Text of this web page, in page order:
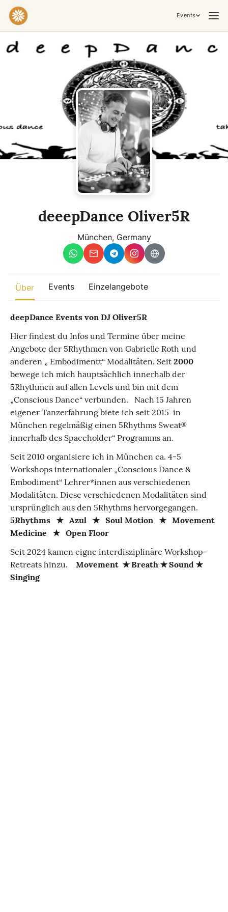
Events
Praktiken & Inneres Arbeiten
Zeremonie, Musik & Bewegung
Kirtan
Sound Healing
Kakaozeremonie
Retreat
Festival
Präsenz und Wachstum aktiv entfaltet werden.
deeepDance Oliver5R
München, Germany
Über Events Einzelangebote
deepDance Events von DJ Oliver5R
Hier findest du Infos und Termine über meine
Angebote der 5Rhythmen von Gabrielle Roth und
anderen „ Embodimentt“ Modalitäten. Seit 2000
bewege ich mich hauptsächlich innerhalb der
5Rhythmen auf allen Levels und bin mit dem
„Conscious Dance“ verbunden. Nach 15 Jahren
eigener Tanzerfahrung biete ich seit 2015 in
München regelmäßig einen 5Rhythms Sweat®
innerhalb des Spaceholder“ Programms an.
Seit 2010 organisiere ich in München ca. 4-5
Workshops internationaler „Conscious Dance &
Embodiment“ Lehrer*innen aus verschiedenen
Modalitäten. Diese verschiedenen Modalitäten sind
ursprünglich aus den 5Rhythms hervorgegangen.
5Rhythms ✭ Azul ✭ Soul Motion ✭ Movement
Medicine ✭ Open Floor
Seit 2024 kamen eigne interdisziplinäre Workshop-
Retreats hinzu. Movement ✭ Breath ✭ Sound ✭
Singing